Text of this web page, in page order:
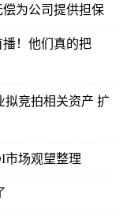
为公司提供担保
！他们真的把
拟竞拍相关资产 扩
市场观望整理